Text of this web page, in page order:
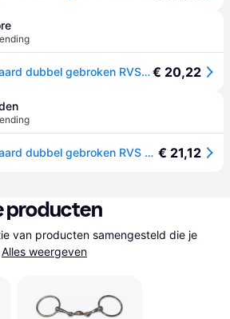
Mors 2 ringen voor paard dubbel gebroken RVS HORKA - Argenté€ 20,22
Mors 2 ringen voor paard dubbel gebroken RVS HORKA - Argenté € 21,12
producten
van producten samengesteld die je
Alles weergeven